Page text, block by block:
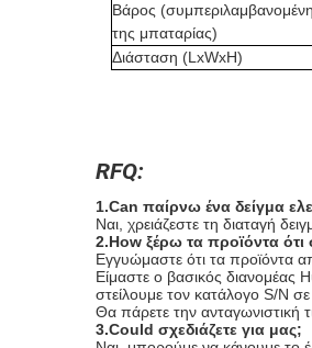
Βάρος
της μπαταρίας)
Διάσταση (LxWxH)
RFQ:
1.Can παίρνω ένα δείγμα
Ναι, χρειάζεστε τη διαταγή
2.How ξέρω τα προϊόντα ότι
Εγγυώμαστε ότι τα προϊόντα
Είμαστε ο βασικός διανομέας
στείλουμε τον κατάλογο S/N
Θα πάρετε την ανταγωνιστική
3.Could σχεδιάζετε για μας;